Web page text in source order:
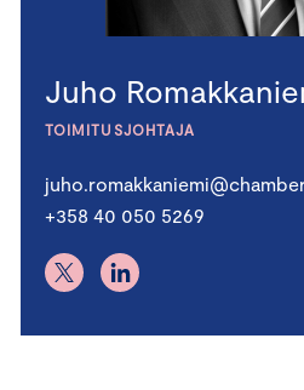
Juho
TOIMITUSJOHTAJA
+358 40 050 5269